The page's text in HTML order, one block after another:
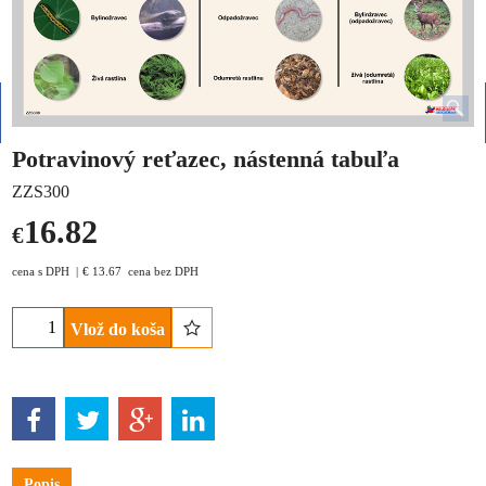
Potravinový reťazec, nástenná tabuľa
ZZS300
€16.82
cena s DPH € 13.67 cena bez DPH
Vlož do koša